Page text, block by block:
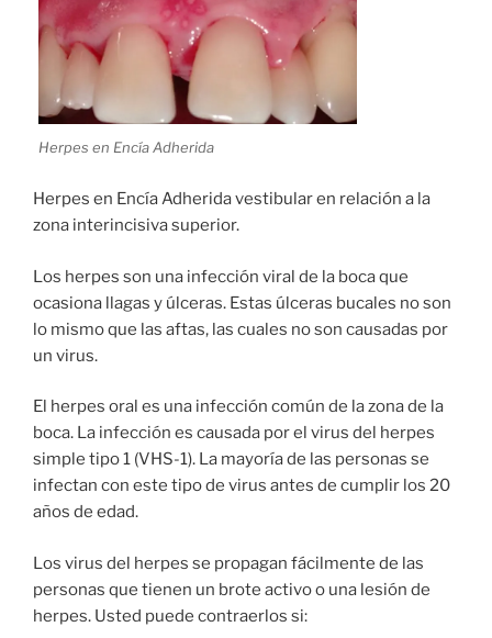
Herpes en Encía Adherida
Herpes en Encía Adherida vestibular en relación a la
zona interincisiva superior.
Los herpes son una infección viral de la boca que
ocasiona llagas y úlceras. Estas úlceras bucales no son
lo mismo que las aftas, las cuales no son causadas por
un virus.
El herpes oral es una infección común de la zona de la
boca. La infección es causada por el virus del herpes
simple tipo 1 (VHS-1). La mayoría de las personas se
infectan con este tipo de virus antes de cumplir los 20
años de edad.
Los virus del herpes se propagan fácilmente de las
personas que tienen un brote activo o una lesión de
herpes. Usted puede contraerlos si: